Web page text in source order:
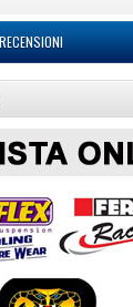
RECENSIONI